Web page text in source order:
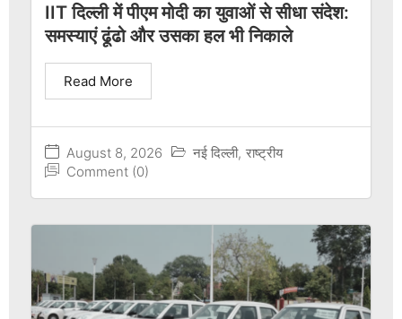
IIT दिल्ली में पीएम मोदी का युवाओं से सीधा संदेश:
समस्याएं ढूंढो और उसका हल भी निकाले
August 8, 2026 नई दिल्ली, राष्ट्रीय
Comment (0)
Read More